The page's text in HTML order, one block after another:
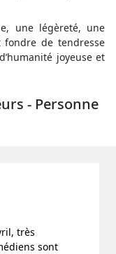
une légèreté, une
de tendresse
joyeuse et
- Personne
très
sont